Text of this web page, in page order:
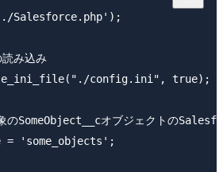
Salesforce.php');
み込み
config.ini", true);
のSomeObject__cオブジェクトの
= 'some_objects';